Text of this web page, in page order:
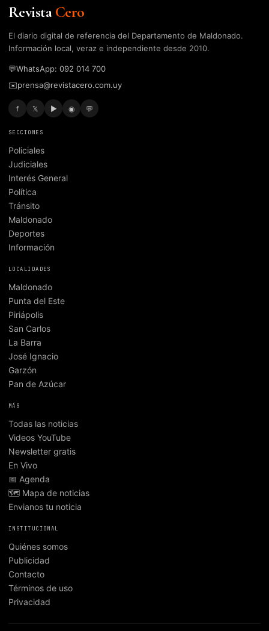
RevistaCero
El diario digital de referencia del Departamento de Maldonado.
Información local, veraz e independiente desde 2010.
💬WhatsApp: 092 014 700
✉️prensa@revistacero.com.uy
f 𝕏 ▶ ◉ 💬
SECCIONES
Policiales
Judiciales
Interés General
Política
Tránsito
Maldonado
Deportes
Información
LOCALIDADES
Maldonado
Punta del Este
Piriápolis
San Carlos
La Barra
José Ignacio
Garzón
Pan de Azúcar
MÁS
Todas las noticias
Videos YouTube
Newsletter gratis
En Vivo
📅 Agenda
🗺️ Mapa de noticias
Envianos tu noticia
INSTITUCIONAL
Quiénes somos
Publicidad
Contacto
Términos de uso
Privacidad